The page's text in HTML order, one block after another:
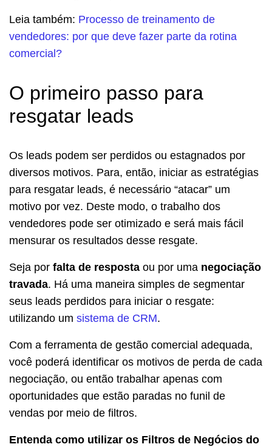
Leia também: Processo de treinamento de
vendedores: por que deve fazer parte da rotina
comercial?
O primeiro passo para
resgatar leads
Os leads podem ser perdidos ou estagnados por
diversos motivos. Para, então, iniciar as estratégias
para resgatar leads, é necessário “atacar” um
motivo por vez. Deste modo, o trabalho dos
vendedores pode ser otimizado e será mais fácil
mensurar os resultados desse resgate.
Seja por falta de resposta ou por uma negociação
travada. Há uma maneira simples de segmentar
seus leads perdidos para iniciar o resgate:
utilizando um sistema de CRM.
Com a ferramenta de gestão comercial adequada,
você poderá identificar os motivos de perda de cada
negociação, ou então trabalhar apenas com
oportunidades que estão paradas no funil de
vendas por meio de filtros.
Entenda como utilizar os Filtros de Negócios do